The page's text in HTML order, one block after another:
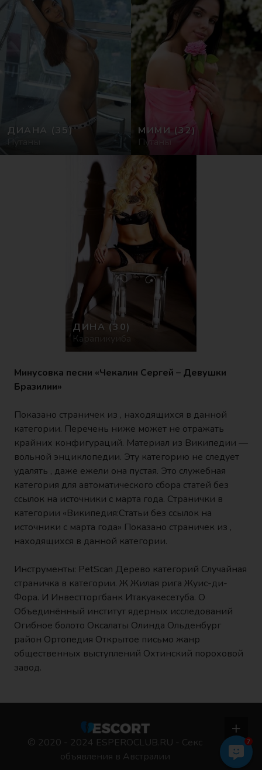
ДИАНА (35)
Путаны
МИМИ (32)
Путаны
ДИНА (30)
Карапикуиба
Минусовка песни «Чекалин Сергей – Девушки
Бразилии»
Показано страничек из , находящихся в данной
категории. Перечень ниже может не отражать
крайних конфигураций. Материал из Википедии —
вольной энциклопедии. Эту категорию не следует
удалять , даже ежели она пустая. Это служебная
категория для автоматического сбора статей без
ссылок на источники с марта года. Странички в
категории «Википедия:Статьи без ссылок на
источники с марта года» Показано страничек из ,
находящихся в данной категории.
Инструменты: PetScan Дерево категорий Случайная
страничка в категории. Ж Жилая рига Жуис-ди-
Фора. И Инвестторгбанк Итакуакесетуба. О
Объединённый институт ядерных исследований
Огибное болото Оксалаты Олинда Ольденбург
район Ортопедия Открытое письмо жанр
общественных выступлений Охтинский пороховой
завод.
© 2020 - 2024 ESPEROCLUB.RU - Секс
объявления в Австралии
7